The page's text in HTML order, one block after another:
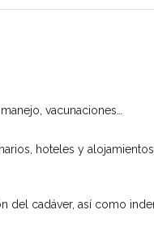
vacunaciones…
hoteles y
del cadáver, así como